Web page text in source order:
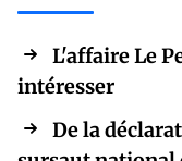
L'affaire Le
intéresser
De la